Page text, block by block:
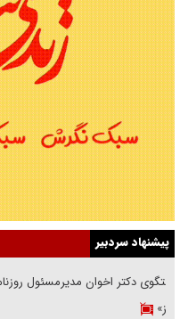
پیشنهاد سردبیر
گفتگوی دکتر اخوان مدیرمسئول
هرمز»